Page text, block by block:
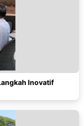
Inovatif